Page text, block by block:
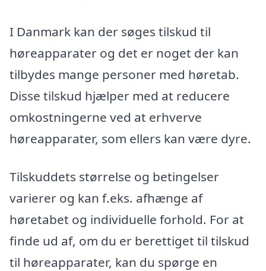
I Danmark kan der søges tilskud til
høreapparater og det er noget der kan
tilbydes mange personer med høretab.
Disse tilskud hjælper med at reducere
omkostningerne ved at erhverve
høreapparater, som ellers kan være dyre.
Tilskuddets størrelse og betingelser
varierer og kan f.eks. afhænge af
høretabet og individuelle forhold. For at
finde ud af, om du er berettiget til tilskud
til høreapparater, kan du spørge en